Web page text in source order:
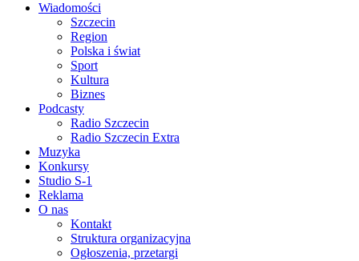
Wiadomości
Szczecin
Region
Polska i świat
Sport
Kultura
Biznes
Podcasty
Radio Szczecin
Radio Szczecin Extra
Muzyka
Konkursy
Studio S-1
Reklama
O nas
Kontakt
Struktura organizacyjna
Ogłoszenia, przetargi